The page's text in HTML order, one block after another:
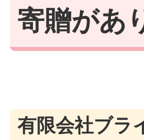
寄贈があ
有限会社ブラ